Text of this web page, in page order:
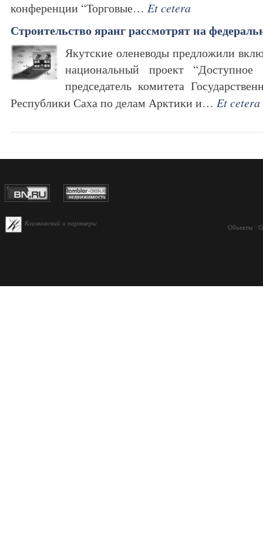
конференции “Торговые… Et cetera
Строительство яранг рассмотрят на
Якутские оленеводы предложили
национальный проект
председатель комитета
Республики Саха по делам Арктики и… Et cetera
Кличковский и партнеры Объекты